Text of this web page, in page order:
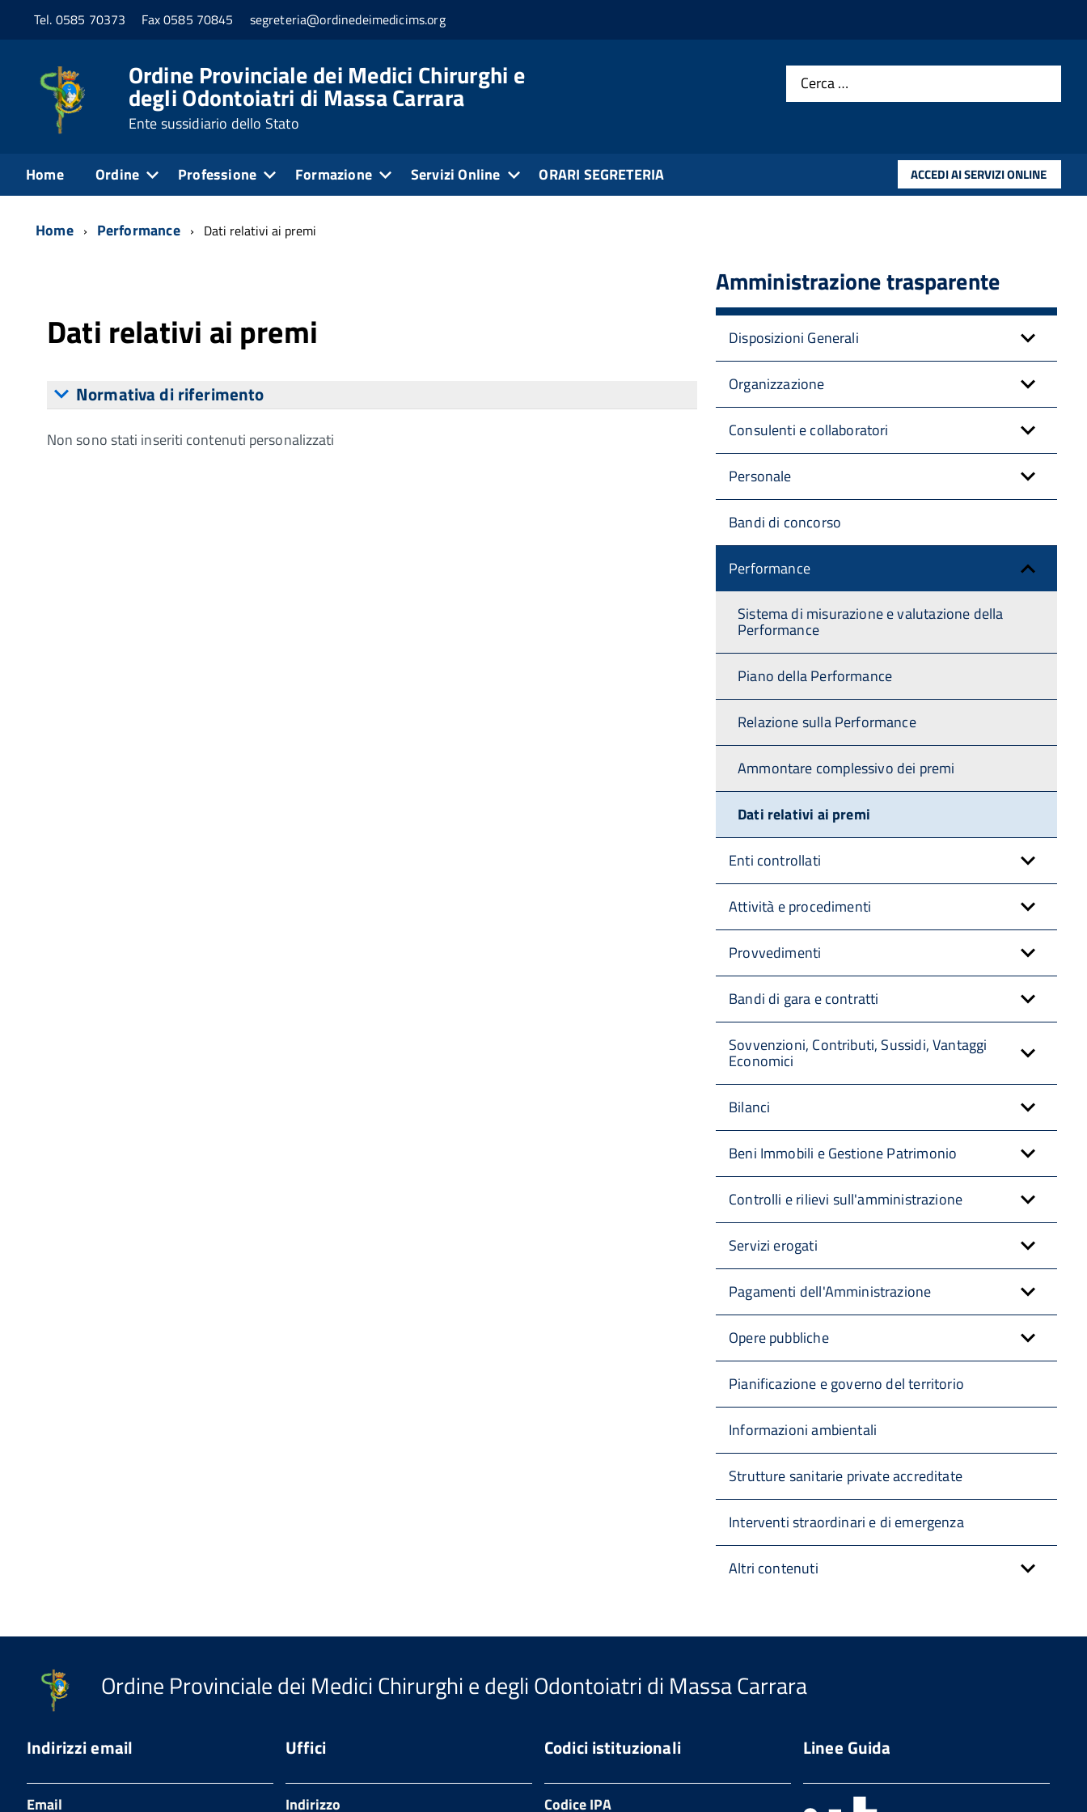
Tel. 0585 70373 Fax 0585 70845 segreteria@ordinedeimedicims.org
Ordine Provinciale dei Medici Chirurghi e
degli Odontoiatri di Massa Carrara
Ente sussidiario dello Stato
Cerca …
Home Ordine Professione Formazione Servizi Online ORARI SEGRETERIA ACCEDI AI SERVIZI ONLINE
Home Performance Dati relativi ai premi
Dati relativi ai premi
Normativa di riferimento
Non sono stati inseriti contenuti personalizzati
Amministrazione trasparente
Disposizioni Generali
Organizzazione
Consulenti e collaboratori
Personale
Bandi di concorso
Performance
Sistema di misurazione e valutazione della
Performance
Piano della Performance
Relazione sulla Performance
Ammontare complessivo dei premi
Dati relativi ai premi
Enti controllati
Attività e procedimenti
Provvedimenti
Bandi di gara e contratti
Sovvenzioni, Contributi, Sussidi, Vantaggi
Economici
Bilanci
Beni Immobili e Gestione Patrimonio
Controlli e rilievi sull'amministrazione
Servizi erogati
Pagamenti dell'Amministrazione
Opere pubbliche
Pianificazione e governo del territorio
Informazioni ambientali
Strutture sanitarie private accreditate
Interventi straordinari e di emergenza
Altri contenuti
Ordine Provinciale dei Medici Chirurghi e degli Odontoiatri di Massa Carrara
Indirizzi email
Email
Uffici
Indirizzo
Codici istituzionali
Codice IPA
Linee Guida